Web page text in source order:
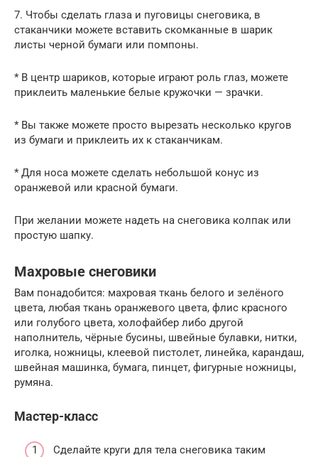
7. Чтобы сделать глаза и пуговицы снеговика, в
стаканчики можете вставить скомканные в шарик
листы черной бумаги или помпоны.
* В центр шариков, которые играют роль глаз, можете
приклеить маленькие белые кружочки — зрачки.
* Вы также можете просто вырезать несколько кругов
из бумаги и приклеить их к стаканчикам.
* Для носа можете сделать небольшой конус из
оранжевой или красной бумаги.
При желании можете надеть на снеговика колпак или
простую шапку.
Махровые снеговики
Вам понадобится: махровая ткань белого и зелёного
цвета, любая ткань оранжевого цвета, флис красного
или голубого цвета, холофайбер либо другой
наполнитель, чёрные бусины, швейные булавки, нитки,
иголка, ножницы, клеевой пистолет, линейка, карандаш,
швейная машинка, бумага, пинцет, фигурные ножницы,
румяна.
Мастер-класс
Сделайте круги для тела снеговика таким